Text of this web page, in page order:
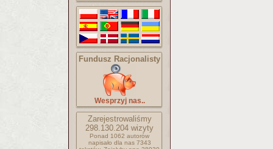
Fundusz Racjonalisty
Wesprzyj nas..
Zarejestrowaliśmy
298.130.204 wizyty
Ponad 1062 autorów
napisało dla nas 7343